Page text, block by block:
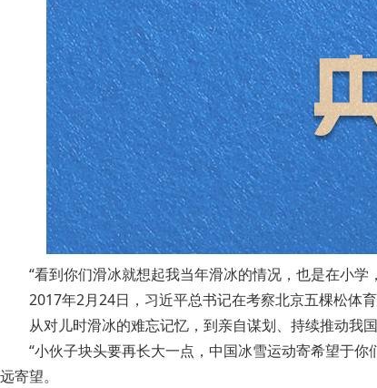
“看到你们滑冰就想起我当年滑冰的情况，也是在小
2017年2月24日，习近平总书记在考察北京五棵松体
从对儿时滑冰的难忘记忆，到亲自谋划、持续推动我
“小伙子块头要再长大一点，中国冰雪运动寄希望于
远寄望。